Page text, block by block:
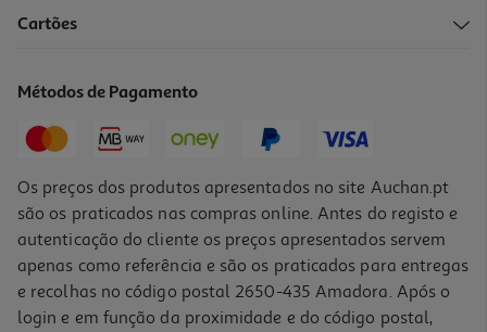
Cartões
Métodos de Pagamento
Os preços dos produtos apresentados no site Auchan.pt
são os praticados nas compras online. Antes do registo e
autenticação do cliente os preços apresentados servem
apenas como referência e são os praticados para entregas
e recolhas no código postal 2650-435 Amadora. Após o
login e em função da proximidade e do código postal,